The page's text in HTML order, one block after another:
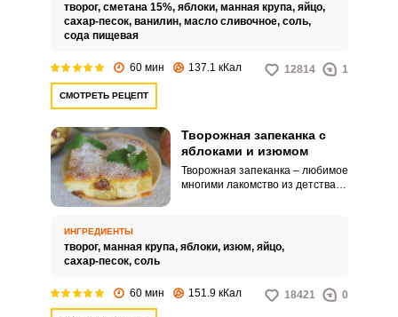
творог, сметана 15%, яблоки, манная крупа, яйцо,
сахар-песок, ванилин, масло сливочное, соль,
сода пищевая
60 мин 137.1 кКал 12814 1
СМОТРЕТЬ РЕЦЕПТ
Творожная запеканка с
яблоками и изюмом
Творожная запеканка – любимое
многими лакомство из детства.
ИНГРЕДИЕНТЫ
творог, манная крупа, яблоки, изюм, яйцо,
сахар-песок, соль
60 мин 151.9 кКал 18421 0